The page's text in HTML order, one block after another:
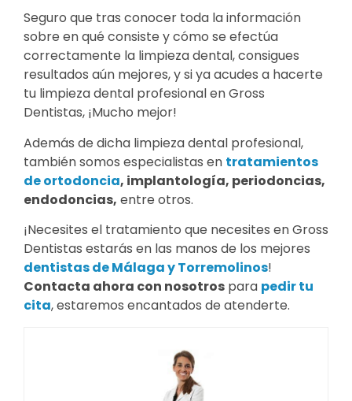
Seguro que tras conocer toda la información
sobre en qué consiste y cómo se efectúa
correctamente la limpieza dental, consigues
resultados aún mejores, y si ya acudes a hacerte
tu limpieza dental profesional en Gross
Dentistas, ¡Mucho mejor!
Además de dicha limpieza dental profesional,
también somos especialistas en tratamientos
de ortodoncia, implantología, periodoncias,
endodoncias, entre otros.
¡Necesites el tratamiento que necesites en Gross
Dentistas estarás en las manos de los mejores
dentistas de Málaga y Torremolinos!
Contacta ahora con nosotros para pedir tu
cita, estaremos encantados de atenderte.